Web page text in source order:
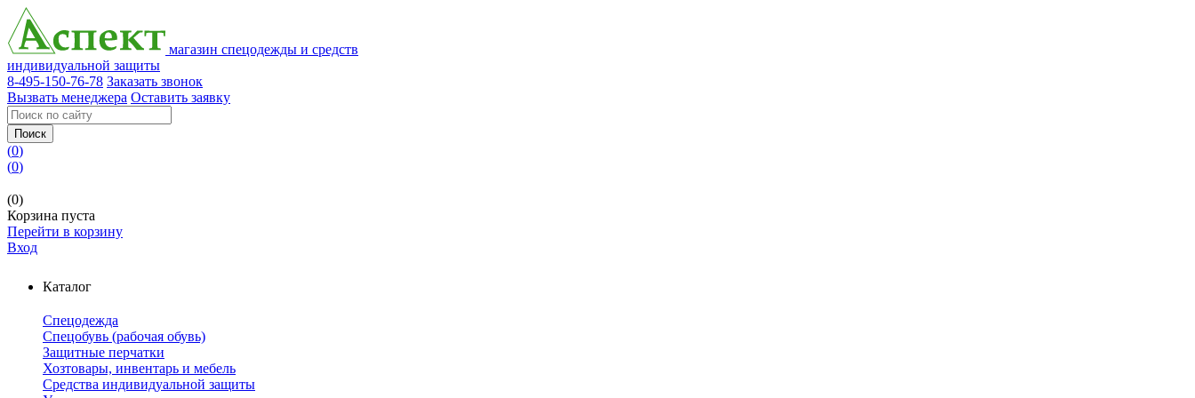
магазин спецодежды и средств
индивидуальной защиты
8-495-150-76-78 Заказать звонок
Вызвать менеджера Оставить заявку
Поиск
(0)
(0)
(0)
Корзина пуста
Перейти в корзину
Вход
Каталог
Спецодежда
Спецобувь (рабочая обувь)
Защитные перчатки
Хозтовары, инвентарь и мебель
Средства индивидуальной защиты